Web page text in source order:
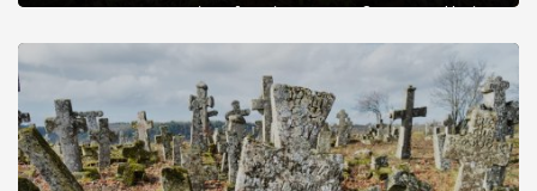
поховали на цвинтарі, який тоді називався Замковим. Нині на
ньому чимало хрестів 19 століття, є такі, де епітафії стер […]